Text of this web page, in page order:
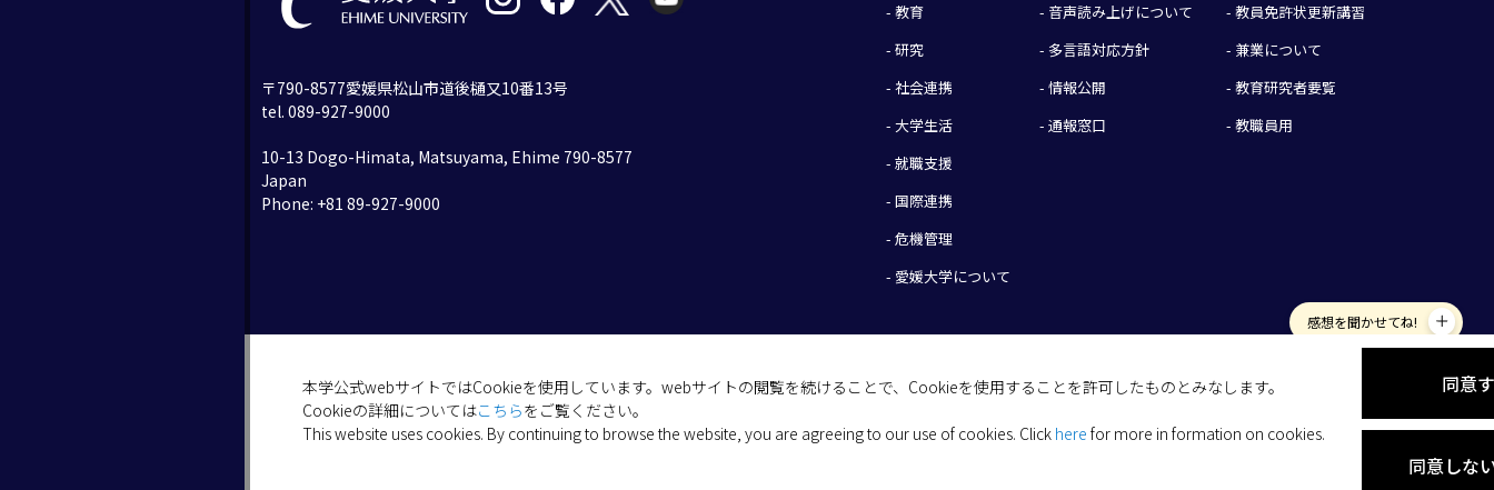
本学公式webサイトではCookieを使用しています。webサイトの閲覧を続けることで、Cookieを使用することを許可したものとみなします。
Cookieの詳細についてはこちらをご覧ください。
This website uses cookies. By continuing to browse the website, you are agreeing to our use of cookies. Click here for more in formation on cookies.
同意
同意しな
感想を聞かせてね!
- 教育
- 研究
- 社会連携
- 大学生活
- 就職支援
- 国際連携
- 危機管理
- 愛媛大学について
- 音声読み上げについて
- 多言語対応方針
- 情報公開
- 通報窓口
- 教員免許状更新講習
- 兼業について
- 教育研究者要覧
- 教職員用
〒790-8577愛媛県松山市道後樋又10番13号
tel. 089-927-9000
10-13 Dogo-Himata, Matsuyama, Ehime 790-8577
Japan
Phone: +81 89-927-9000
(C) 2026 Ehime University.